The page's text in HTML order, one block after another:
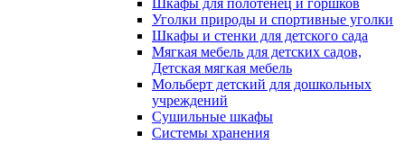
Шкафы для полотенец и горшков
Уголки природы и спортивные уголки
Шкафы и стенки для детского сада
Мягкая мебель для детских садов,
Детская мягкая мебель
Мольберт детский для дошкольных
учреждений
Сушильные шкафы
Системы хранения